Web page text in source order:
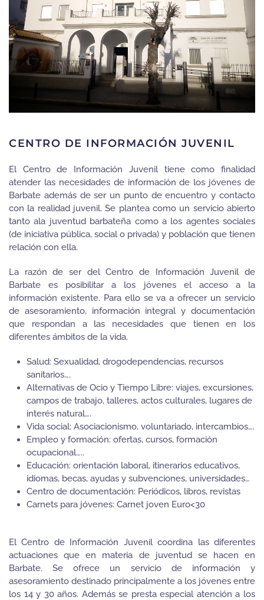
CENTRO DE INFORMACIÓN JUVENIL
El Centro de Información Juvenil tiene como finalidad
atender las necesidades de información de los jóvenes de
Barbate además de ser un punto de encuentro y contacto
con la realidad juvenil. Se plantea como un servicio abierto
tanto ala juventud barbateña como a los agentes sociales
(de iniciativa pública, social o privada) y población que tienen
relación con ella.
La razón de ser del Centro de Información Juvenil de
Barbate es posibilitar a los jóvenes el acceso a la
información existente. Para ello se va a ofrecer un servicio
de asesoramiento, información integral y documentación
que respondan a las necesidades que tienen en los
diferentes ámbitos de la vida.
Salud: Sexualidad, drogodependencias, recursos
sanitarios….
Alternativas de Ocio y Tiempo Libre: viajes, excursiones,
campos de trabajo, talleres, actos culturales, lugares de
interés natural….
Vida social: Asociacionismo, voluntariado, intercambios….
Empleo y formación: ofertas, cursos, formación
ocupacional…..
Educación: orientación laboral, itinerarios educativos,
idiomas, becas, ayudas y subvenciones, universidades…
Centro de documentación: Periódicos, libros, revistas
Carnets para jóvenes: Carnet joven Euro<30
El Centro de Información Juvenil coordina las diferentes
actuaciones que en materia de juventud se hacen en
Barbate. Se ofrece un servicio de información y
asesoramiento destinado principalmente a los jóvenes entre
los 14 y 30 años. Además se presta especial atención a los